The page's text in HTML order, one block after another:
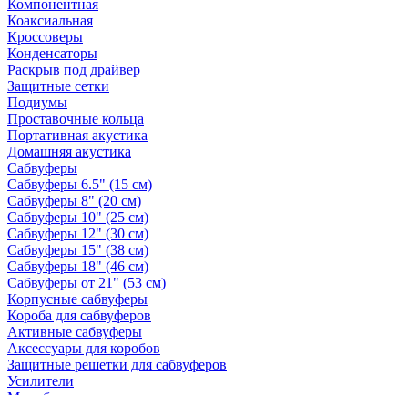
Компонентная
Коаксиальная
Кроссоверы
Конденсаторы
Раскрыв под драйвер
Защитные сетки
Подиумы
Проставочные кольца
Портативная акустика
Домашняя акустика
Сабвуферы
Сабвуферы 6.5" (15 см)
Сабвуферы 8" (20 см)
Сабвуферы 10" (25 см)
Сабвуферы 12" (30 см)
Сабвуферы 15" (38 см)
Сабвуферы 18" (46 см)
Сабвуферы от 21" (53 см)
Корпусные сабвуферы
Короба для сабвуферов
Активные сабвуферы
Аксессуары для коробов
Защитные решетки для сабвуферов
Усилители